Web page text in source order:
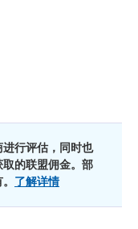
行评估，同时也
的联盟佣金。部
了解详情